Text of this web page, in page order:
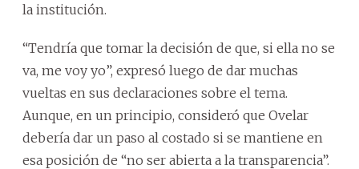
la institución.
“Tendría que tomar la decisión de que, si ella no se
va, me voy yo”, expresó luego de dar muchas
vueltas en sus declaraciones sobre el tema.
Aunque, en un principio, consideró que Ovelar
debería dar un paso al costado si se mantiene en
esa posición de “no ser abierta a la transparencia”.